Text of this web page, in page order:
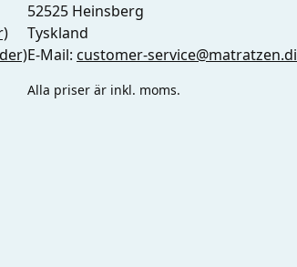
52525 Heinsberg
Tyskland
E-Mail: customer-
Alla priser är inkl. moms.